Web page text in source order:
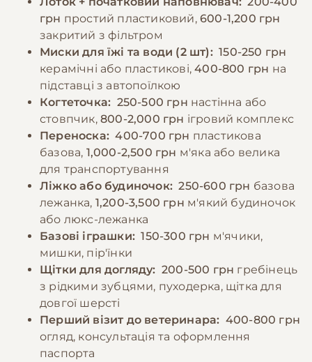
грн простий пластиковий,600-1,200 грн
закритий з фільтром
Миски для їжі та води (2 шт): 150-250 грн
керамічні або пластикові,400-800 грн на
підставці з автопоїлкою
Когтеточка: 250-500 грн настінна або
стовпчик, 800-2,000 грн ігровий комплекс
Переноска: 400-700 грн пластикова
базова, 1,000-2,500 грн м'яка або велика
для транспортування
Ліжко або будиночок: 250-600 грн базова
лежанка, 1,200-3,500 грн м'який будиночок
або люкс-лежанка
Базові іграшки: 150-300 грн м'ячики,
мишки, пір'їнки
Щітки для догляду: 200-500 грн гребінець
з рідкими зубцями, пуходерка, щітка для
довгої шерсті
Перший візит до ветеринара: 400-800 грн
огляд, консультація та оформлення
паспорта